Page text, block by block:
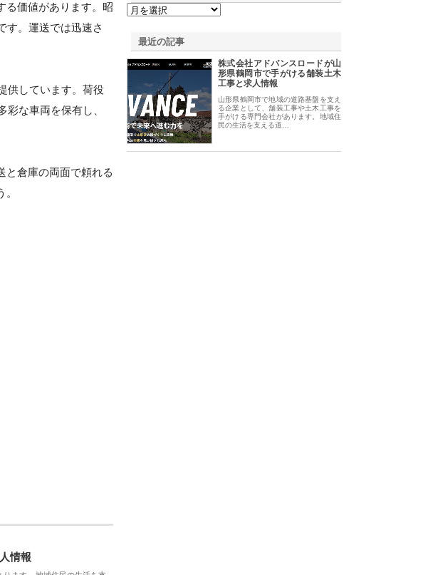
る価値があります。昭
す。運送では迅速さ
供しています。荷役
な車両を保有し、
と倉庫の両面で頼れる
情報
最近の記事
株式会社アドバンスロードが山
形県鶴岡市で手がける舗装土木
工事と求人情報
山形県鶴岡市で地域の道路基盤を支え
る企業として、舗装工事や土木工事を
手がける専門会社があります。地域住
民の生活を支える道…